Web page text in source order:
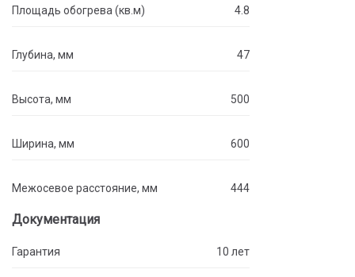
Площадь обогрева (кв.м) 4.8
Глубина, мм 47
Высота, мм 500
Ширина, мм 600
Межосевое расстояние, мм 444
Документация
Гарантия 10 лет